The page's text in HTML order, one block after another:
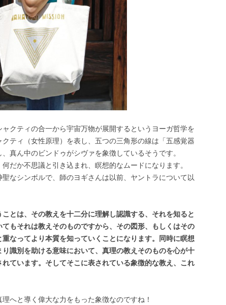
クティの合一から宇宙万物が展開するというヨーガ哲学を
ティ（女性原理）を表し、五つの三角形の線は「五感覚器
真ん中のビンドゥがシヴァを象徴しているそうです。
だか不思議と引き込まれ、瞑想的なムードになります。
なシンボルで、師のヨギさんは以前、ヤントラについて以
ことは、その教えを十二分に理解し認識する、それを知ると
もそれは教えそのものですから、その図形、もしくはその
なってより本質を知っていくことになります。同時に瞑想
識別を助ける意味において、真理の教えそのものを心が十
ています。そしてそこに表されている象徴的な教え、これ
へと導く偉大な力をもった象徴なのですね！